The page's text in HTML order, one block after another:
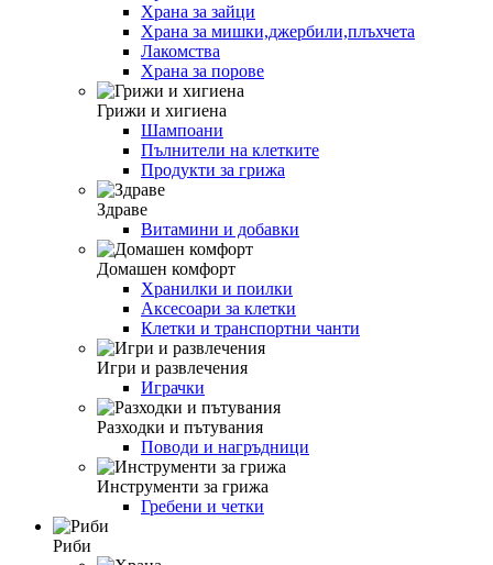
Храна за зайци
Храна за мишки,джербили,плъхчета
Лакомства
Храна за порове
Грижи и хигиена
Шампоани
Пълнители на клетките
Продукти за грижа
Здраве
Витамини и добавки
Домашен комфорт
Хранилки и поилки
Аксесоари за клетки
Клетки и транспортни чанти
Игри и развлечения
Играчки
Разходки и пътувания
Поводи и нагръдници
Инструменти за грижа
Гребени и четки
Риби